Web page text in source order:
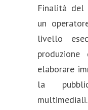
Finalità del
un
livello
produzione
elaborare
la